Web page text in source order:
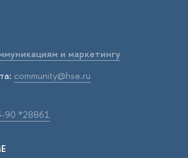
и маркетингу
community@hse.ru
*28861